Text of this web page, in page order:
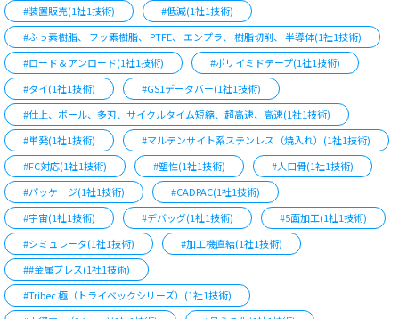
#装置販売(1社1技術)
#低減(1社1技術)
#ふっ素樹脂、 フッ素樹脂、 PTFE、 エンプラ、 樹脂切削、 半導体(1社1技術)
#ロード＆アンロード(1社1技術)
#ポリイミドテープ(1社1技術)
#タイ(1社1技術)
#GS1データバー(1社1技術)
#仕上、ボール、多刃、サイクルタイム短縮、超高速、高速(1社1技術)
#単発(1社1技術)
#マルテンサイト系ステンレス（焼入れ）(1社1技術)
#FC対応(1社1技術)
#塑性(1社1技術)
#人口骨(1社1技術)
#パッケージ(1社1技術)
#CADPAC(1社1技術)
#宇宙(1社1技術)
#デバッグ(1社1技術)
#5面加工(1社1技術)
#シミュレータ(1社1技術)
#加工機直結(1社1技術)
##金属プレス(1社1技術)
#Tribec 極（トライベックシリーズ）(1社1技術)